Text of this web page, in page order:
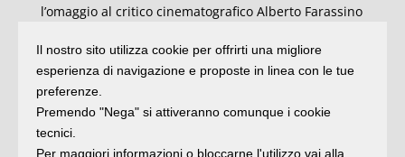
l’omaggio al critico cinematografico Alberto Farassino
riedizione, a cura di Cue Press, di uno dei suoi titoli
principali: Neorealismo. Cinema italiano 1945-1949;
o la serata dedicata a Ustica con la presentazione del
docufilm ‘Ustica. Il missile francese’ seguita
dall’evento crossmediale in cui le sonorità di
Il nostro sito utilizza cookie per offrirti una migliore
esperienza di navigazione e proposte in linea con le tue
preferenze.
Premendo "Nega" si attiveranno comunque i cookie
tecnici.
Per maggiori informazioni o bloccarne l'utilizzo vai alla